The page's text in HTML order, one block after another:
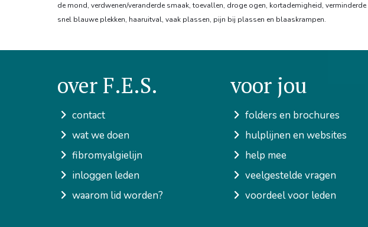
de mond, verdwenen/veranderde smaak, toevallen, droge ogen, kortademigheid,
snel blauwe plekken, haaruitval, vaak plassen, pijn bij plassen en blaaskrampen.
over F.E.S.
contact
wat we doen
fibromyalgielijn
inloggen leden
waarom lid worden?
voor jou
folders en brochures
hulplijnen en websites
help mee
veelgestelde vragen
voordeel voor leden